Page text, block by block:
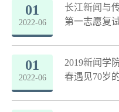
01
2022-06
长江新闻与
第一志愿复
01
2022-06
2019新闻学
春遇见70岁